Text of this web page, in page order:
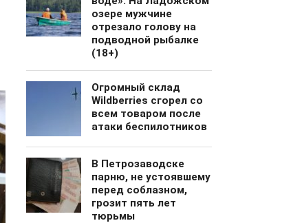
озере мужчине
отрезало голову на
подводной рыбалке
(18+)
Огромный cклад
Wildberries сгорел со
всем товаром после
атаки беспилотников
В Петрозаводске
парню, не устоявшему
перед соблазном,
грозит пять лет
тюрьмы